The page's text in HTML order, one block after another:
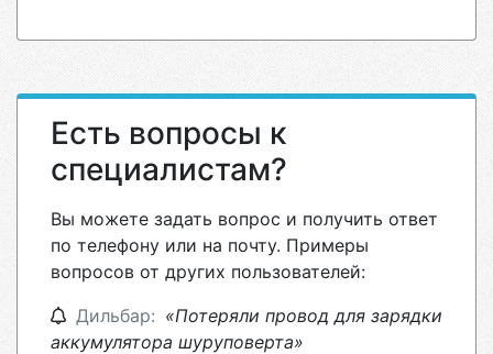
Есть вопросы к
специалистам?
Вы можете задать вопрос и получить ответ
по телефону или на почту. Примеры
вопросов от других пользователей:
Дильбар: «Потеряли провод для зарядки
аккумулятора шуруповерта»